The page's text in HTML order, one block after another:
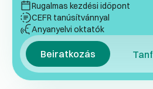
Rugalmas kezdési időpont
CEFR tanúsítvánnyal
Anyanyelvi oktatók
Beiratkozás